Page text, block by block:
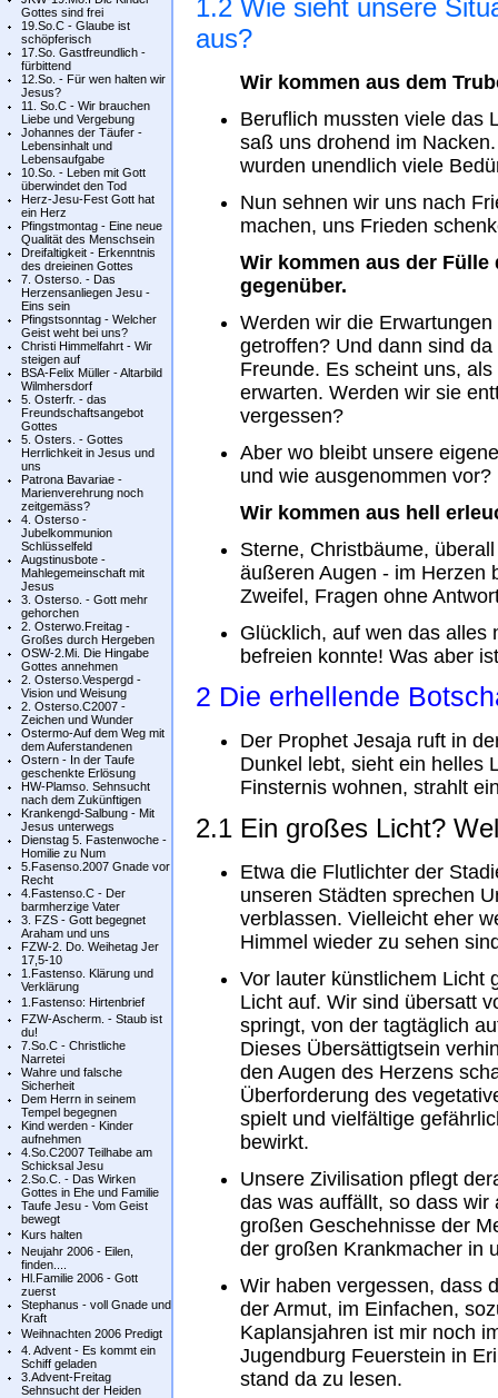
Gottes sind frei
19.So.C - Glaube ist
schöpferisch
17.So. Gastfreundlich -
fürbittend
12.So. - Für wen halten wir
Jesus?
11. So.C - Wir brauchen
Liebe und Vergebung
Johannes der Täufer -
Lebensinhalt und
Lebensaufgabe
10.So. - Leben mit Gott
überwindet den Tod
Herz-Jesu-Fest Gott hat
ein Herz
Pfingstmontag - Eine neue
Qualität des Menschsein
Dreifaltigkeit - Erkenntnis
des dreieinen Gottes
7. Osterso. - Das
Herzensanliegen Jesu -
Eins sein
Pfingstsonntag - Welcher
Geist weht bei uns?
Christi Himmelfahrt - Wir
steigen auf
BSA-Felix Müller - Altarbild
Wilmhersdorf
5. Osterfr. - das
Freundschaftsangebot
Gottes
5. Osters. - Gottes
Herrlichkeit in Jesus und
uns
Patrona Bavariae -
Marienverehrung noch
zeitgemäss?
4. Osterso -
Jubelkommunion
Schlüsselfeld
Augstinusbote -
Mahlegemeinschaft mit
Jesus
3. Osterso. - Gott mehr
gehorchen
2. Osterwo.Freitag -
Großes durch Hergeben
OSW-2.Mi. Die Hingabe
Gottes annehmen
2. Osterso.Vespergd -
Vision und Weisung
2. Osterso.C2007 -
Zeichen und Wunder
Ostermo-Auf dem Weg mit
dem Auferstandenen
Ostern - In der Taufe
geschenkte Erlösung
HW-Plamso. Sehnsucht
nach dem Zukünftigen
Krankengd-Salbung - Mit
Jesus unterwegs
Dienstag 5. Fastenwoche -
Homilie zu Num
5.Fasenso.2007 Gnade vor
Recht
4.Fastenso.C - Der
barmherzige Vater
3. FZS - Gott begegnet
Araham und uns
FZW-2. Do. Weihetag Jer
17,5-10
1.Fastenso. Klärung und
Verklärung
1.Fastenso: Hirtenbrief
FZW-Ascherm. - Staub ist
du!
7.So.C - Christliche
Narretei
Wahre und falsche
Sicherheit
Dem Herrn in seinem
Tempel begegnen
Kind werden - Kinder
aufnehmen
4.So.C2007 Teilhabe am
Schicksal Jesu
2.So.C. - Das Wirken
Gottes in Ehe und Familie
Taufe Jesu - Vom Geist
bewegt
Kurs halten
Neujahr 2006 - Eilen,
finden....
Hl.Familie 2006 - Gott
zuerst
Stephanus - voll Gnade und
Kraft
Weihnachten 2006 Predigt
4. Advent - Es kommt ein
Schiff geladen
3.Advent-Freitag
Sehnsucht der Heiden
1.2 Wie sieht unsere
aus?
Wir kommen aus dem
Beruflich mussten viele das
saß uns drohend im
wurden unendlich viele
Nun sehnen wir uns nach
machen, uns Frieden
Wir kommen aus der
gegenüber.
Werden wir die
getroffen? Und dann sind
Freunde. Es scheint uns,
erwarten. Werden wir sie
vergessen?
Aber wo bleibt unsere
und wie ausgenommen vor?
Wir kommen aus hell
Sterne, Christbäume,
äußeren Augen - im Herzen
Zweifel, Fragen ohne
Glücklich, auf wen das alles
befreien konnte! Was aber
2 Die erhellende
Der Prophet Jesaja ruft in
Dunkel lebt, sieht ein helles
Finsternis wohnen, strahlt
2.1 Ein großes Licht?
Etwa die Flutlichter der
unseren Städten sprechen
verblassen. Vielleicht eher
Himmel wieder zu sehen
Vor lauter künstlichem Licht
Licht auf. Wir sind übersatt
springt, von der tagtäglich
Dieses Übersättigtsein
den Augen des Herzens
Überforderung des
spielt und vielfältige
bewirkt.
Unsere Zivilisation pflegt
das was auffällt, so dass
großen Geschehnisse der
der großen Krankmacher in
Wir haben vergessen, dass
der Armut, im Einfachen,
Kaplansjahren ist mir noch
Jugendburg Feuerstein in
stand da zu lesen.